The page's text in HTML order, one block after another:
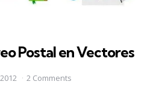
Postal en Vectores
2 Comments